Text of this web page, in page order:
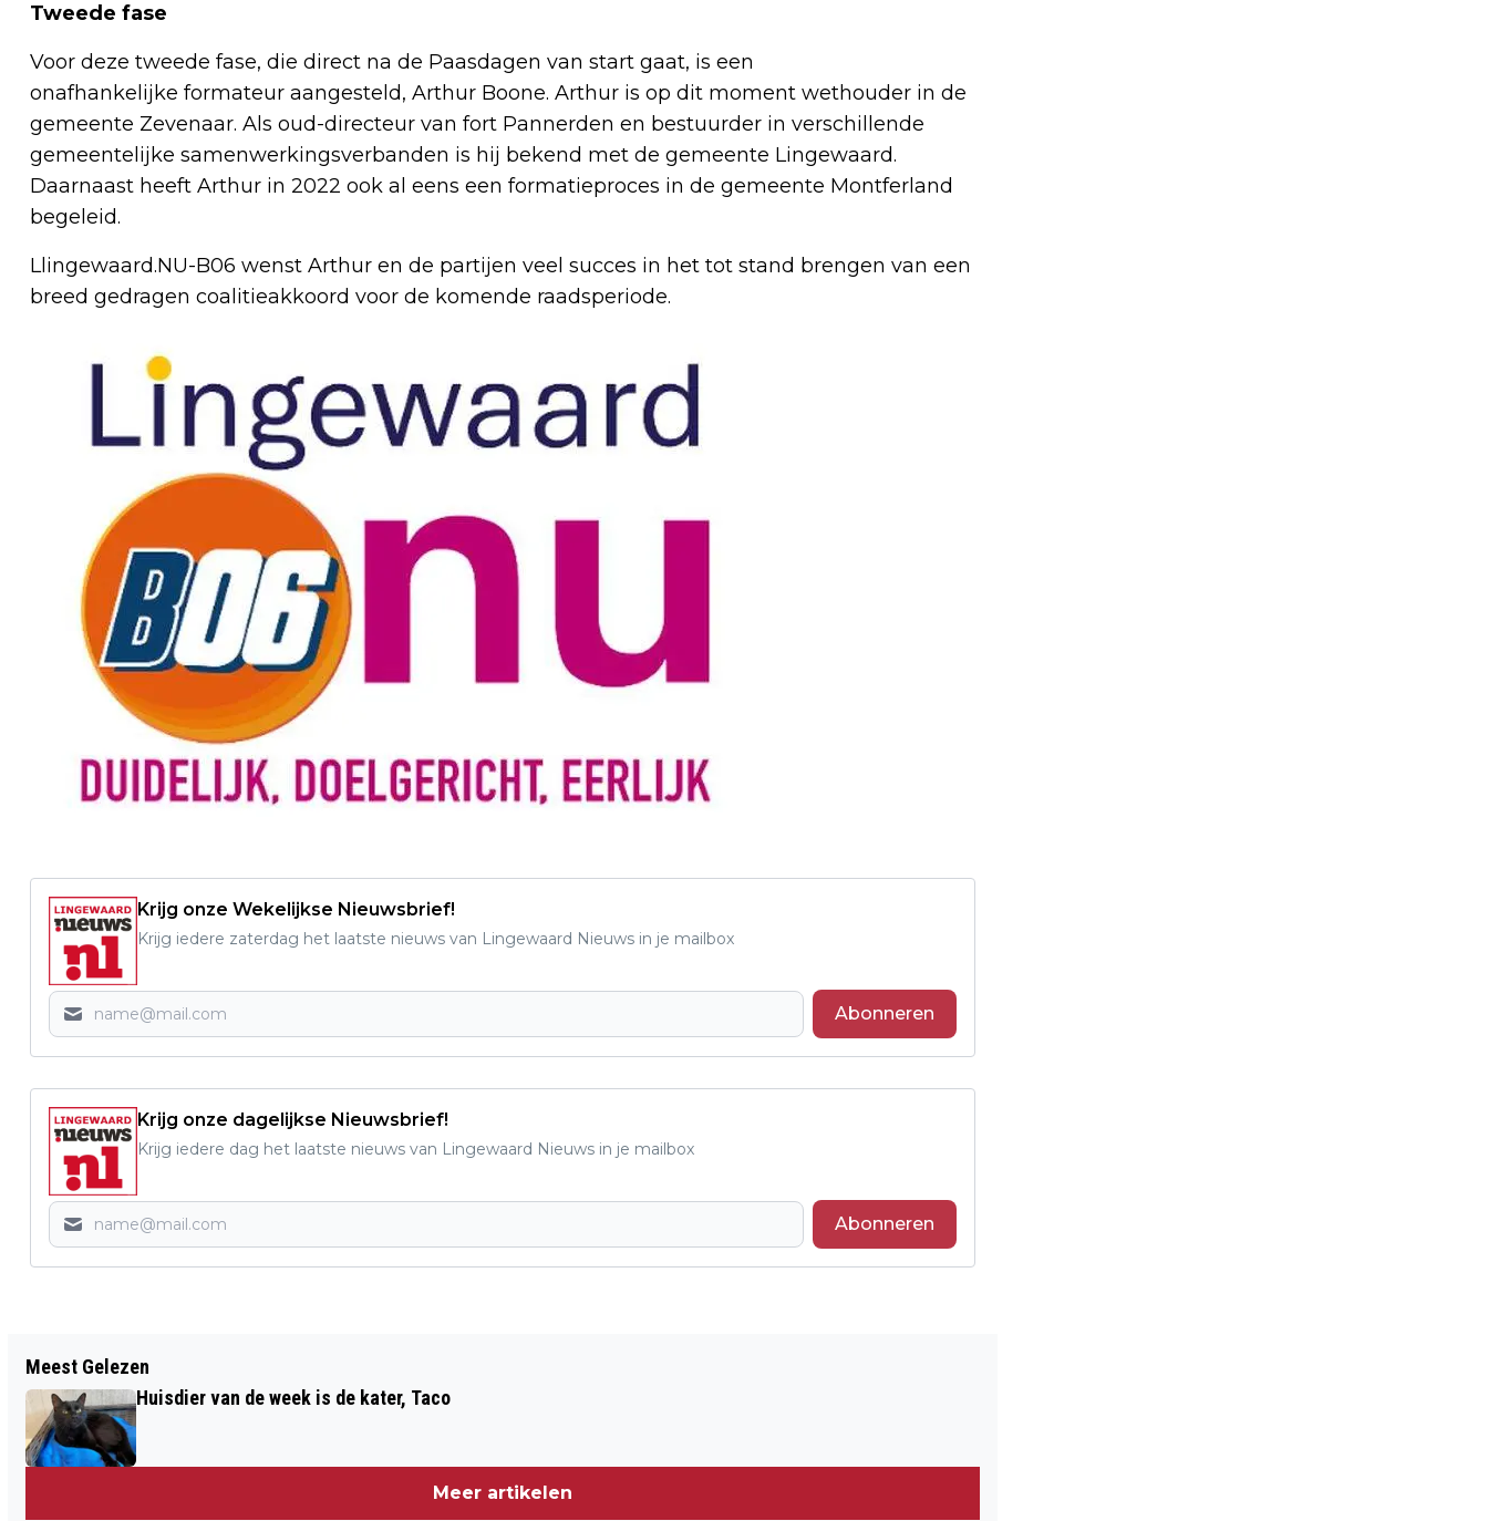
Tweede fase
Voor deze tweede fase, die direct na de Paasdagen van start gaat, is een
onafhankelijke formateur aangesteld, Arthur Boone. Arthur is op dit moment wethouder in de
gemeente Zevenaar. Als oud-directeur van fort Pannerden en bestuurder in verschillende
gemeentelijke samenwerkingsverbanden is hij bekend met de gemeente Lingewaard.
Daarnaast heeft Arthur in 2022 ook al eens een formatieproces in de gemeente Montferland
begeleid.
Llingewaard.NU-B06 wenst Arthur en de partijen veel succes in het tot stand brengen van een
breed gedragen coalitieakkoord voor de komende raadsperiode.
Krijg onze Wekelijkse Nieuwsbrief!
Krijg iedere zaterdag het laatste nieuws van Lingewaard Nieuws in je mailbox
Abonneren
Krijg onze dagelijkse Nieuwsbrief!
Krijg iedere dag het laatste nieuws van Lingewaard Nieuws in je mailbox
Abonneren
FIJNE PAASDAGEN GEWENST!
Meest Gelezen
Huisdier van de week is de kater, Taco
Meer artikelen